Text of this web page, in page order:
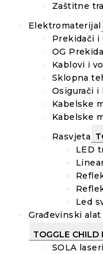
Zaštitne
Elektromaterijal
Prekidači i
OG
Kablovi i
Sklopna
Osigurači i
Kabelske
Kabelske
Rasvjeta
LED
Led
Građevinski
TOGGLE CHILD
SOLA